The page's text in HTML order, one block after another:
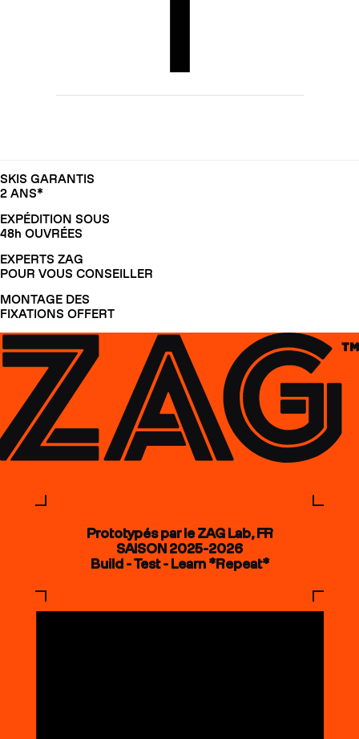
SKIS GARANTIS
2 ANS*
EXPÉDITION SOUS
48h OUVRÉES
EXPERTS ZAG
POUR VOUS CONSEILLER
MONTAGE DES
FIXATIONS OFFERT
Prototypés par le ZAG Lab, FR
SAISON 2025-2026
Build - Test - Learn *Repeat*